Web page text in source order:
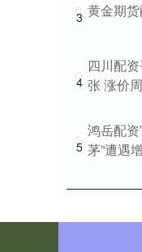
3 黄金期
4
四川配
张 涨价
5
鸿岳配
茅”遭遇